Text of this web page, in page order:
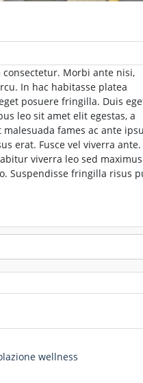
Morbi ante nisi,
In hac habitasse platea
posuere fringilla. Duis
leo sit amet elit egestas, a
fames ac ante
erat. Fusce vel viverra
viverra leo sed maximus
Suspendisse fringilla risus
wellness